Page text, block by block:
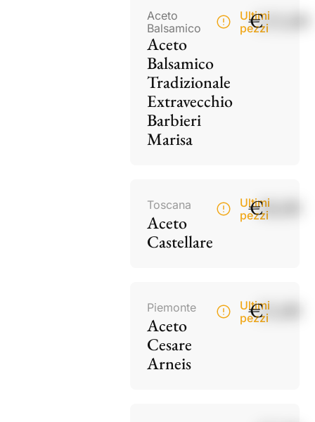
Aceto
Balsamico
Aceto
Balsamico
Tradizionale
Extravecchio
Barbieri
Marisa
Ultimi
pezzi
€115,00
Toscana
Aceto
Castellare
Ultimi
pezzi
€18,00
Piemonte
Aceto
Cesare
Arneis
Ultimi
pezzi
€15,00